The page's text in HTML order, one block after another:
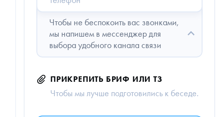
Чтобы не беспокоить вас звонками,
мы напишем в мессенджер для
выбора удобного канала связи
ПРИКРЕПИТЬ БРИФ ИЛИ ТЗ
Чтобы мы лучше подготовились к беседе.